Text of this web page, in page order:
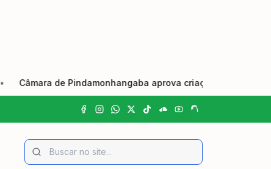
Câmara de Pindamonhangaba aprova criação do Dia